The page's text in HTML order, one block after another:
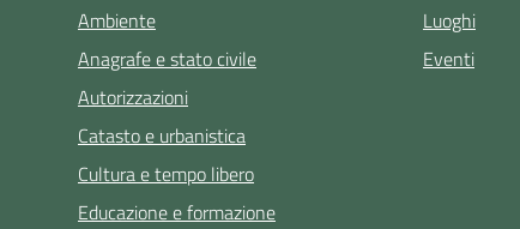
Ambiente
Anagrafe e stato civile
Autorizzazioni
Catasto e urbanistica
Cultura e tempo libero
Educazione e formazione
Luoghi
Eventi